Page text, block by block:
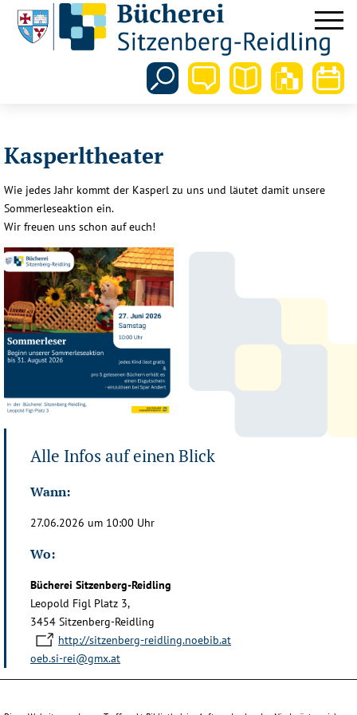
Kasperltheater
Wie jedes Jahr kommt der Kasperl zu uns und läutet damit unsere
Sommerleseaktion ein.
Wir freuen uns schon auf euch!
Alle Infos auf einen Blick
Wann:
27.06.2026 um 10:00 Uhr
Wo:
Bücherei Sitzenberg-Reidling
Leopold Figl Platz 3,
3454 Sitzenberg-Reidling
http://sitzenberg-reidling.noebib.at
oeb.si-rei@gmx.at